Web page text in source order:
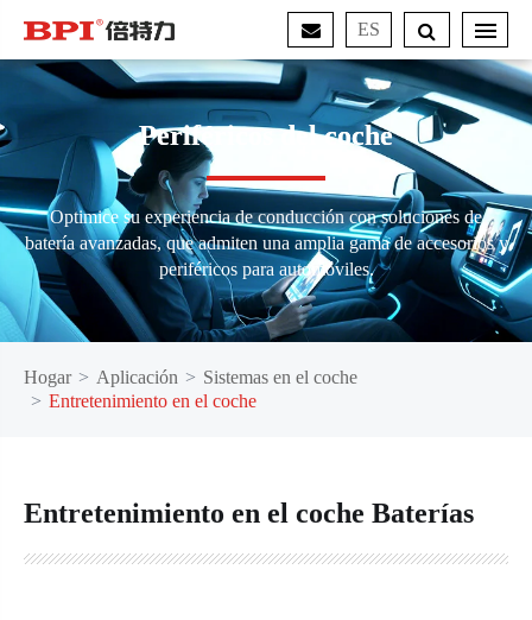
ES
Periféricos del coche
Optimice su experiencia de conducción con soluciones de
batería avanzadas, que admiten una amplia gama de accesorios y
periféricos para automóviles.
Hogar Aplicación
Sistemas en el coche
Entretenimiento en el coche
Entretenimiento en el coche Baterías